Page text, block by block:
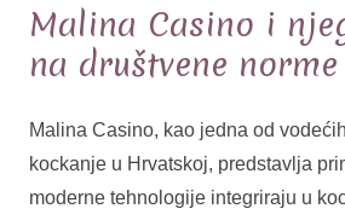
Malina Casino i
na društvene norme
Malina Casino, kao jedna od
kockanje u Hrvatskoj, predstavlja
moderne tehnologije integriraju u